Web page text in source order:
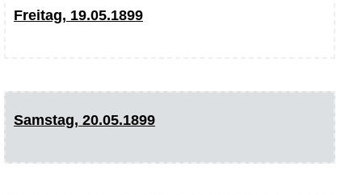
Freitag, 19.05.1899
Samstag, 20.05.1899